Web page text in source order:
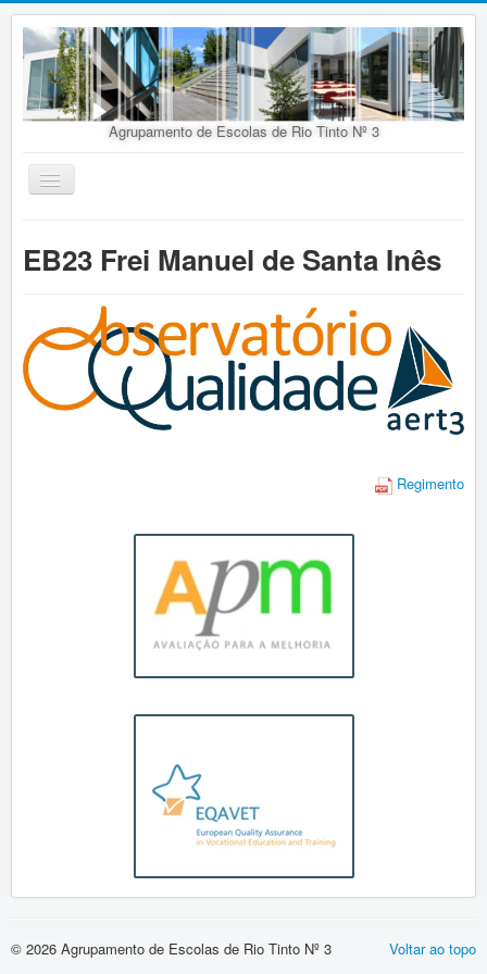
Agrupamento de Escolas de Rio Tinto Nº 3
Ativar/Desativar
navegação
Agrupamento
Organização
Doc. Orientadores
Oferta Educativa
Alunos
Contactos
Entrada
Agrupamento
EB23 Frei Manuel de Santa Inês
Uncategorised
EB23 Frei Manuel de Santa Inês
Regimento
Voltar ao topo
© 2026 Agrupamento de Escolas de Rio Tinto Nº 3